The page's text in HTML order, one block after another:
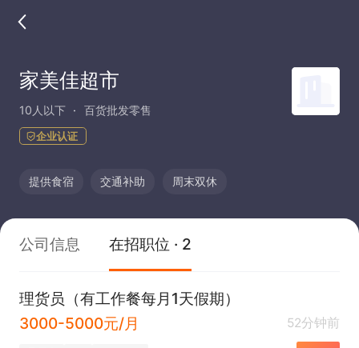
家美佳超市
10人以下 百货批发零售
企业认证
提供食宿 交通补助 周末双休
公司信息 在招职位 · 2
理货员（有工作餐每月1天假期）
3000-5000元/月
52分钟前